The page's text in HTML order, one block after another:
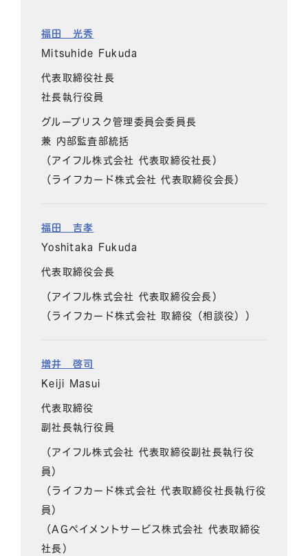
福田 光秀
Mitsuhide Fukuda
代表取締役社長
社長執行役員
グループリスク管理委員会委員長
兼 内部監査部統括
（アイフル株式会社 代表取締役社長）
（ライフカード株式会社 代表取締役会長）
福田 吉孝
Yoshitaka Fukuda
代表取締役会長
（アイフル株式会社 代表取締役会長）
（ライフカード株式会社 取締役（相談役））
増井 啓司
Keiji Masui
代表取締役
副社長執行役員
（アイフル株式会社 代表取締役副社長執行役
員）
（ライフカード株式会社 代表取締役社長執行役
員）
（AGペイメントサービス株式会社 代表取締役
社長）